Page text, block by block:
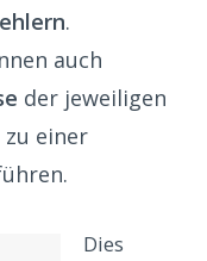
.
auch
der jeweiligen
zu einer
Dies